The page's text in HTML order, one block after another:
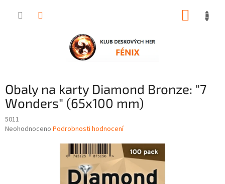
Obaly na karty Diamond Bronze: "7
Wonders" (65x100 mm)
5011
Průměrné
Neohodnoceno Podrobnosti hodnocení